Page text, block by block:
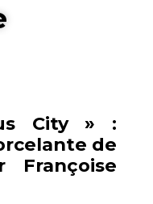
City » :
de
Françoise